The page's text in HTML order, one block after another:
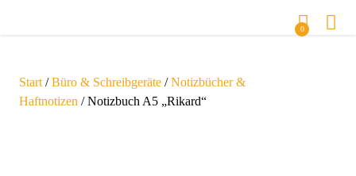
0
Start /Büro & Schreibgeräte /Notizbücher &
Haftnotizen / Notizbuch A5 „Rikard“